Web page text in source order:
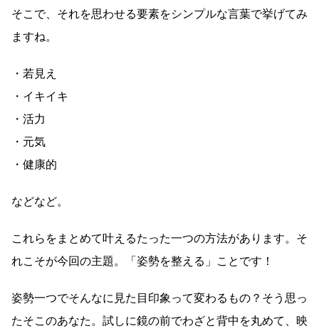
そこで、それを思わせる要素をシンプルな言葉で挙げてみ
ますね。
・若見え
・イキイキ
・活力
・元気
・健康的
などなど。
これらをまとめて叶えるたった一つの方法があります。そ
れこそが今回の主題。「姿勢を整える」ことです！
姿勢一つでそんなに見た目印象って変わるもの？そう思っ
たそこのあなた。試しに鏡の前でわざと背中を丸めて、映